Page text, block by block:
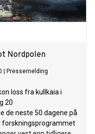
Nordpolen
Pressemelding
loss fra kullkaia i
20
de neste 50 dagene på
forskningsprogrammet